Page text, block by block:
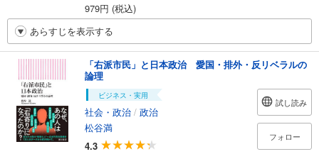
979円 (税込)
あらすじを表示する
「右派市民」と日本政治 愛国・排外・反リベラルの
論理
ビジネス・実用
社会・政治 / 政治
松谷満
4.3
試し読み
フォロー